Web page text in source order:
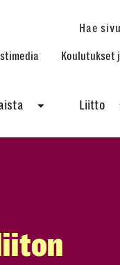
Hae
Koulutukset
Liitto